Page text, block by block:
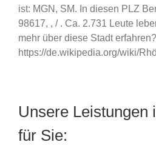
ist: MGN, SM. In diesen PLZ
98617, , / . Ca. 2.731 Leute
mehr über diese Stadt
https://de.wikipedia.org/wiki/
Unsere Leistungen
für Sie: